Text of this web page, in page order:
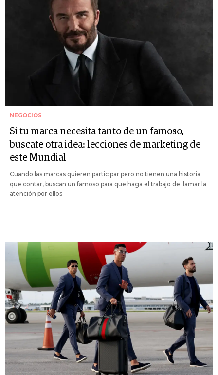
NEGOCIOS
Si tu marca necesita tanto de un famoso,
buscate otra idea: lecciones de marketing de
este Mundial
Cuando las marcas quieren participar pero no tienen una historia
que contar, buscan un famoso para que haga el trabajo de llamar la
atención por ellos